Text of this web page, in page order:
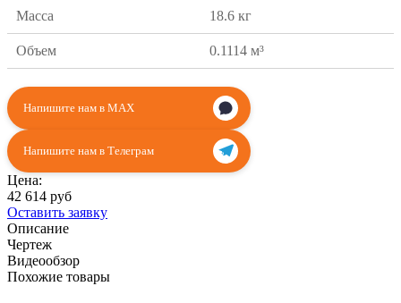
Масса 18.6 кг
Объем 0.1114 м³
Напишите нам в MAX
Напишите нам в Телеграм
Цена:
42 614 руб
Оставить заявку
Описание
Чертеж
Видеообзор
Похожие товары